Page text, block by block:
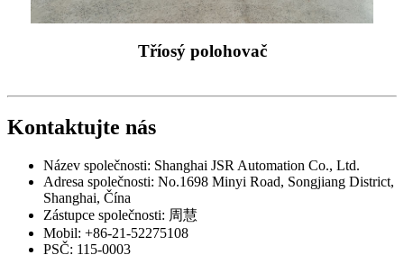
Tříosý polohovač
Kontaktujte nás
Název společnosti: Shanghai JSR Automation Co., Ltd.
Adresa společnosti: No.1698 Minyi Road, Songjiang District,
Shanghai, Čína
Zástupce společnosti: 周慧
Mobil: +86-21-52275108
PSČ: 115-0003